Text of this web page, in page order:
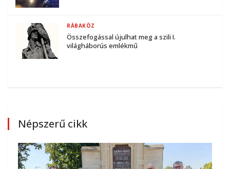
Összefogással újulhat meg a szili I.
világháborús emlékmű
RÁBAKÖZ
Népszerű cikk